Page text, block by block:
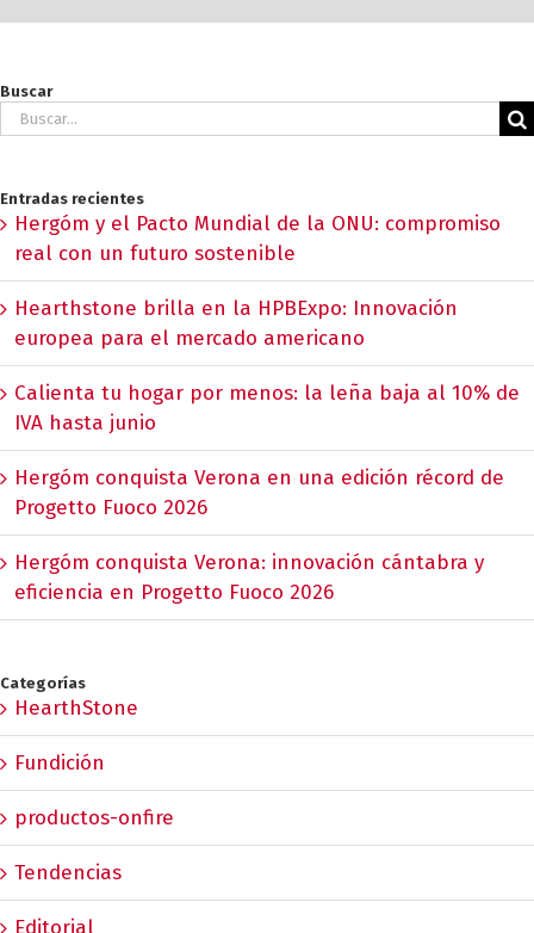
Buscar
Buscar:
Entradas recientes
Hergóm y el Pacto Mundial de la ONU: compromiso
real con un futuro sostenible
Hearthstone brilla en la HPBExpo: Innovación
europea para el mercado americano
Calienta tu hogar por menos: la leña baja al 10% de
IVA hasta junio
Hergóm conquista Verona en una edición récord de
Progetto Fuoco 2026
Hergóm conquista Verona: innovación cántabra y
eficiencia en Progetto Fuoco 2026
Categorías
HearthStone
Fundición
productos-onfire
Tendencias
Editorial